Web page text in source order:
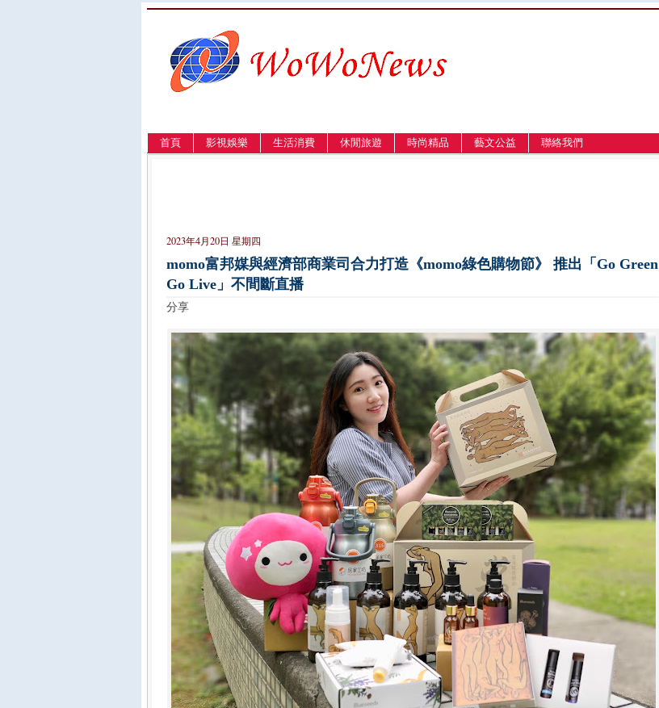
首頁 影視娛樂 生活消費 休閒旅遊 時尚精品 藝文公益 聯絡我們
2023年4月20日 星期四
momo富邦媒與經濟部商業司合力打造《momo綠色購物節》 推出「Go Green
Go Live」不間斷直播
分享